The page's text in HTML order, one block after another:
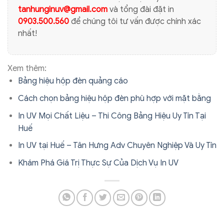
tanhunginuv@gmail.com và tổng đài đặt in
0903.500.560 để chúng tôi tư vấn được chính xác
nhất!
Xem thêm:
Bảng hiệu hộp đèn quảng cáo
Cách chọn bảng hiệu hộp đèn phù hợp với mặt bằng
In UV Mọi Chất Liệu – Thi Công Bảng Hiệu Uy Tín Tại
Huế
In UV tại Huế – Tân Hưng Adv Chuyên Nghiệp Và Uy Tín
Khám Phá Giá Trị Thực Sự Của Dịch Vụ In UV